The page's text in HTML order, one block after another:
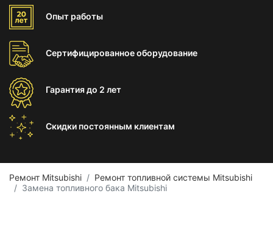
Опыт работы
Сертифицированноеоборудование
Гарантиядо 2 лет
Скидки постоянным клиентам
Ремонт Mitsubishi
Ремонт топливной системы Mitsubishi
Замена топливного бака Mitsubishi